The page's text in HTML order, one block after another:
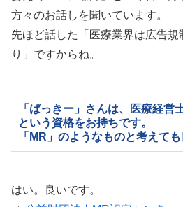
方々のお話しを聞いています。
先ほど話した「医療業界は広告
り」ですからね。
「ばっきー」さんは、医療経営
という資格をお持ちです。
「MR」のようなものと考えて
はい。良いです。